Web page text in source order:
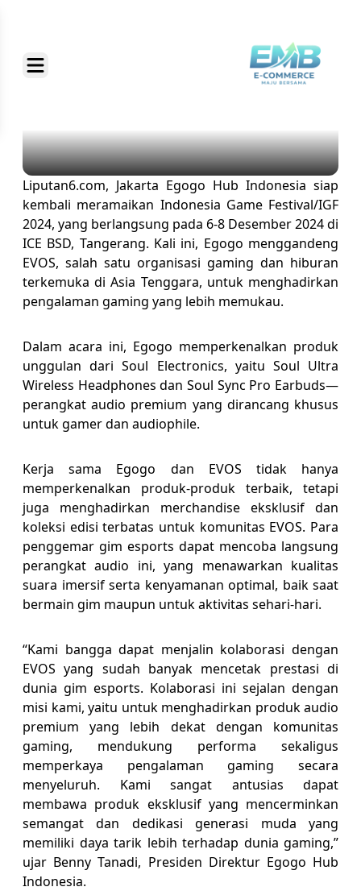
Liputan6.com, Jakarta Egogo Hub Indonesia siap
kembali meramaikan Indonesia Game Festival/IGF
2024, yang berlangsung pada 6-8 Desember 2024 di
ICE BSD, Tangerang. Kali ini, Egogo menggandeng
EVOS, salah satu organisasi gaming dan hiburan
terkemuka di Asia Tenggara, untuk menghadirkan
pengalaman gaming yang lebih memukau.
Dalam acara ini, Egogo memperkenalkan produk
unggulan dari Soul Electronics, yaitu Soul Ultra
Wireless Headphones dan Soul Sync Pro Earbuds—
perangkat audio premium yang dirancang khusus
untuk gamer dan audiophile.
Kerja sama Egogo dan EVOS tidak hanya
memperkenalkan produk-produk terbaik, tetapi
juga menghadirkan merchandise eksklusif dan
koleksi edisi terbatas untuk komunitas EVOS. Para
penggemar gim esports dapat mencoba langsung
perangkat audio ini, yang menawarkan kualitas
suara imersif serta kenyamanan optimal, baik saat
bermain gim maupun untuk aktivitas sehari-hari.
“Kami bangga dapat menjalin kolaborasi dengan
EVOS yang sudah banyak mencetak prestasi di
dunia gim esports. Kolaborasi ini sejalan dengan
misi kami, yaitu untuk menghadirkan produk audio
premium yang lebih dekat dengan komunitas
gaming, mendukung performa sekaligus
memperkaya pengalaman gaming secara
menyeluruh. Kami sangat antusias dapat
membawa produk eksklusif yang mencerminkan
semangat dan dedikasi generasi muda yang
memiliki daya tarik lebih terhadap dunia gaming,”
ujar Benny Tanadi, Presiden Direktur Egogo Hub
Indonesia.